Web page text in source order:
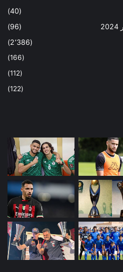
(40)
(96)
(2٬386)
(166)
(112)
(122)